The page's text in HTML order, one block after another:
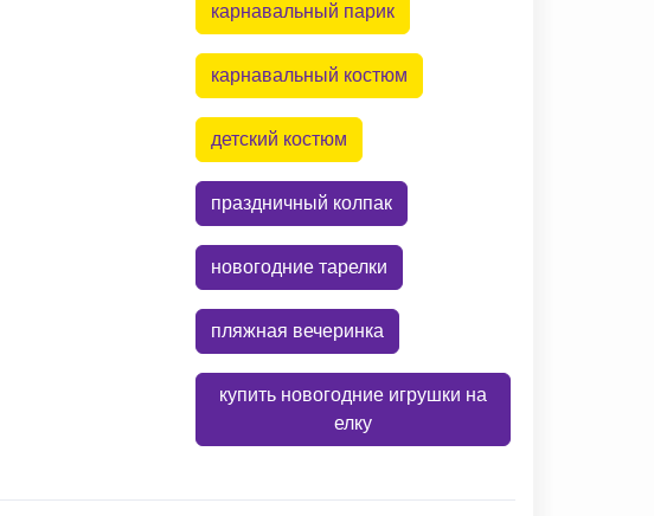
карнавальный парик
карнавальный костюм
детский костюм
праздничный колпак
новогодние тарелки
пляжная вечеринка
купить новогодние игрушки на
елку